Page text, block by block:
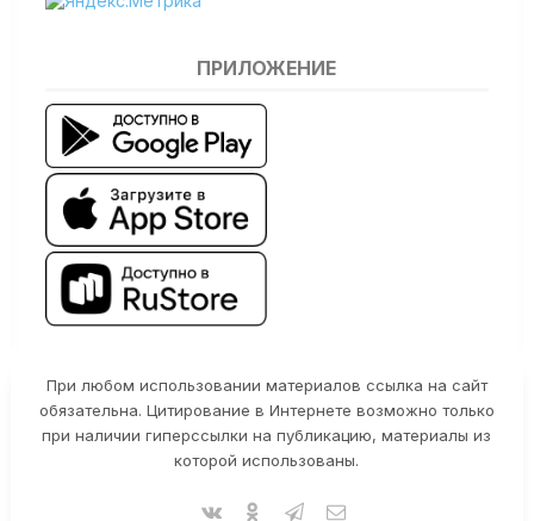
ПРИЛОЖЕНИЕ
При любом использовании материалов ссылка на сайт
обязательна. Цитирование в Интернете возможно только
при наличии гиперссылки на публикацию, материалы из
которой использованы.